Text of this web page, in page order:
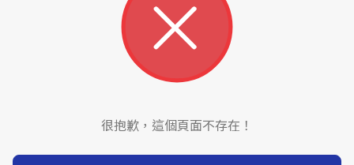
很抱歉，這個頁面不存在！